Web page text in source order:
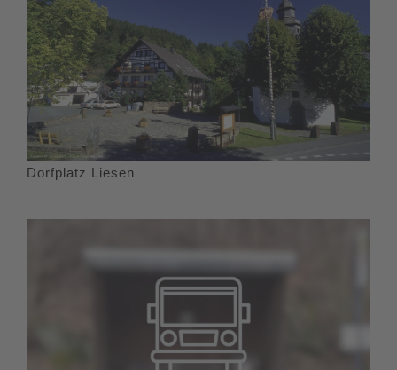
Dorfplatz Liesen